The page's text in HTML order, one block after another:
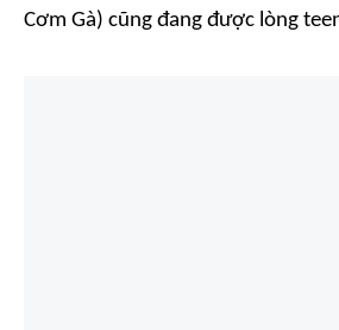
Cơm Gà) cũng đang được lòng